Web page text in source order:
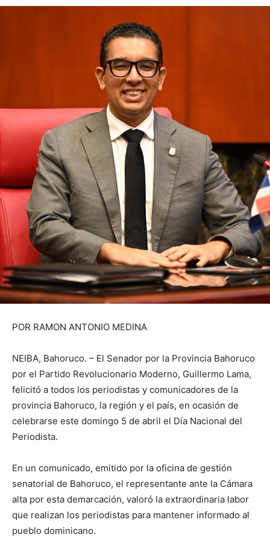
POR RAMON ANTONIO MEDINA
NEIBA, Bahoruco. – El Senador por la Provincia Bahoruco
por el Partido Revolucionario Moderno, Guillermo Lama,
felicitó a todos los periodistas y comunicadores de la
provincia Bahoruco, la región y el país, en ocasión de
celebrarse este domingo 5 de abril el Día Nacional del
Periodista.
En un comunicado, emitido por la oficina de gestión
senatorial de Bahoruco, el representante ante la Cámara
alta por esta demarcación, valoró la extraordinaria labor
que realizan los periodistas para mantener informado al
pueblo dominicano.